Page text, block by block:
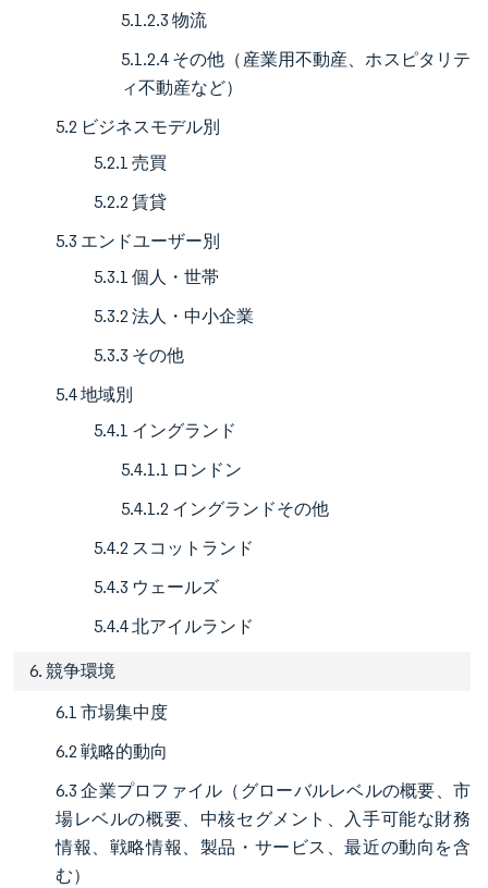
5.1.2.3 物流
5.1.2.4 その他（産業用不動産、ホスピタリテ
ィ不動産など）
5.2 ビジネスモデル別
5.2.1 売買
5.2.2 賃貸
5.3 エンドユーザー別
5.3.1 個人・世帯
5.3.2 法人・中小企業
5.3.3 その他
5.4 地域別
5.4.1 イングランド
5.4.1.1 ロンドン
5.4.1.2 イングランドその他
5.4.2 スコットランド
5.4.3 ウェールズ
5.4.4 北アイルランド
6. 競争環境
6.1 市場集中度
6.2 戦略的動向
6.3 企業プロファイル（グローバルレベルの概要、市
場レベルの概要、中核セグメント、入手可能な財務
情報、戦略情報、製品・サービス、最近の動向を含
む）